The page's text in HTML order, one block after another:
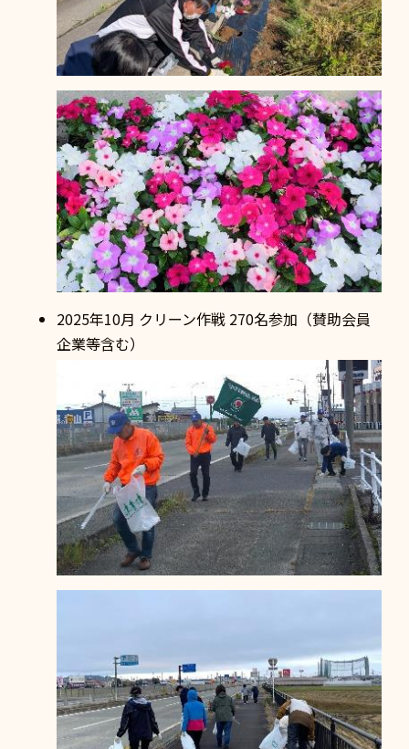
2025年10月 クリーン作戦 270名参加（賛助会員
企業等含む）